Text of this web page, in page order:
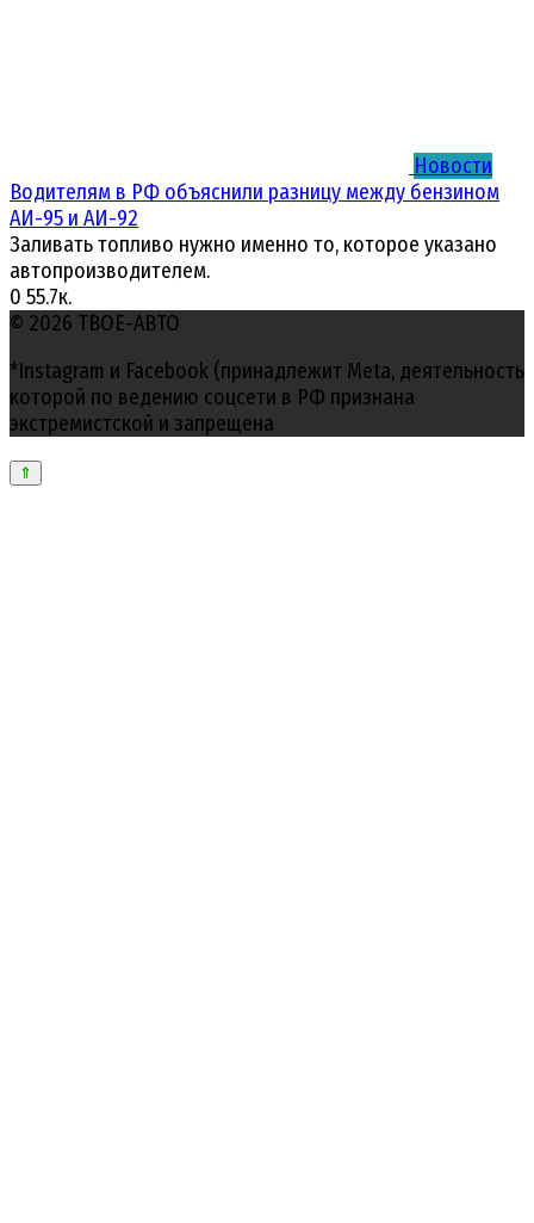
Новости
Водителям в РФ объяснили разницу между бензином
АИ-95 и АИ-92
Заливать топливо нужно именно то, которое указано
автопроизводителем.
0 55.7к.
© 2026 ТВОЕ-АВТО
*Instagram и Facebook (принадлежит Meta, деятельность
которой по ведению соцсети в РФ признана
экстремистской и запрещена